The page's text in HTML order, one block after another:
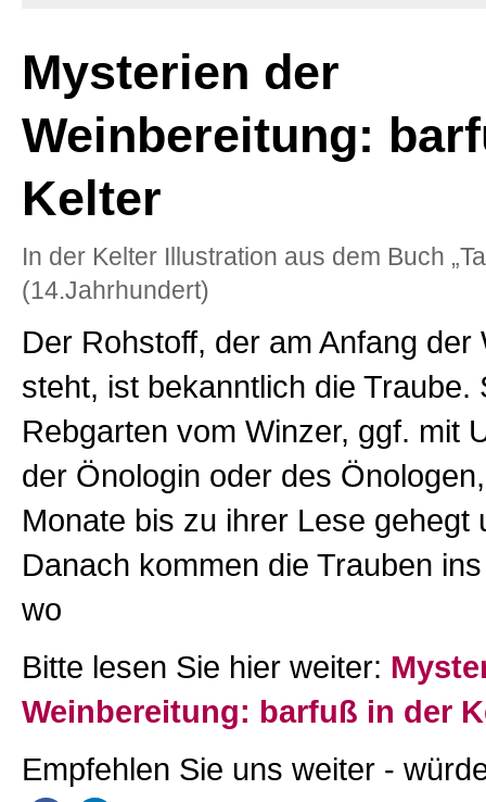
Mysterien der
Weinbereitung:
Kelter
In der Kelter Illustration aus dem Buch
(14.Jahrhundert)
Der Rohstoff, der am Anfang der
steht, ist bekanntlich die Traube.
Rebgarten vom Winzer, ggf. mit
der Önologin oder des
Monate bis zu ihrer Lese gehegt
Danach kommen die Trauben
wo
Bitte lesen Sie hier weiter:
Weinbereitung: barfuß in der
Empfehlen Sie uns weiter -